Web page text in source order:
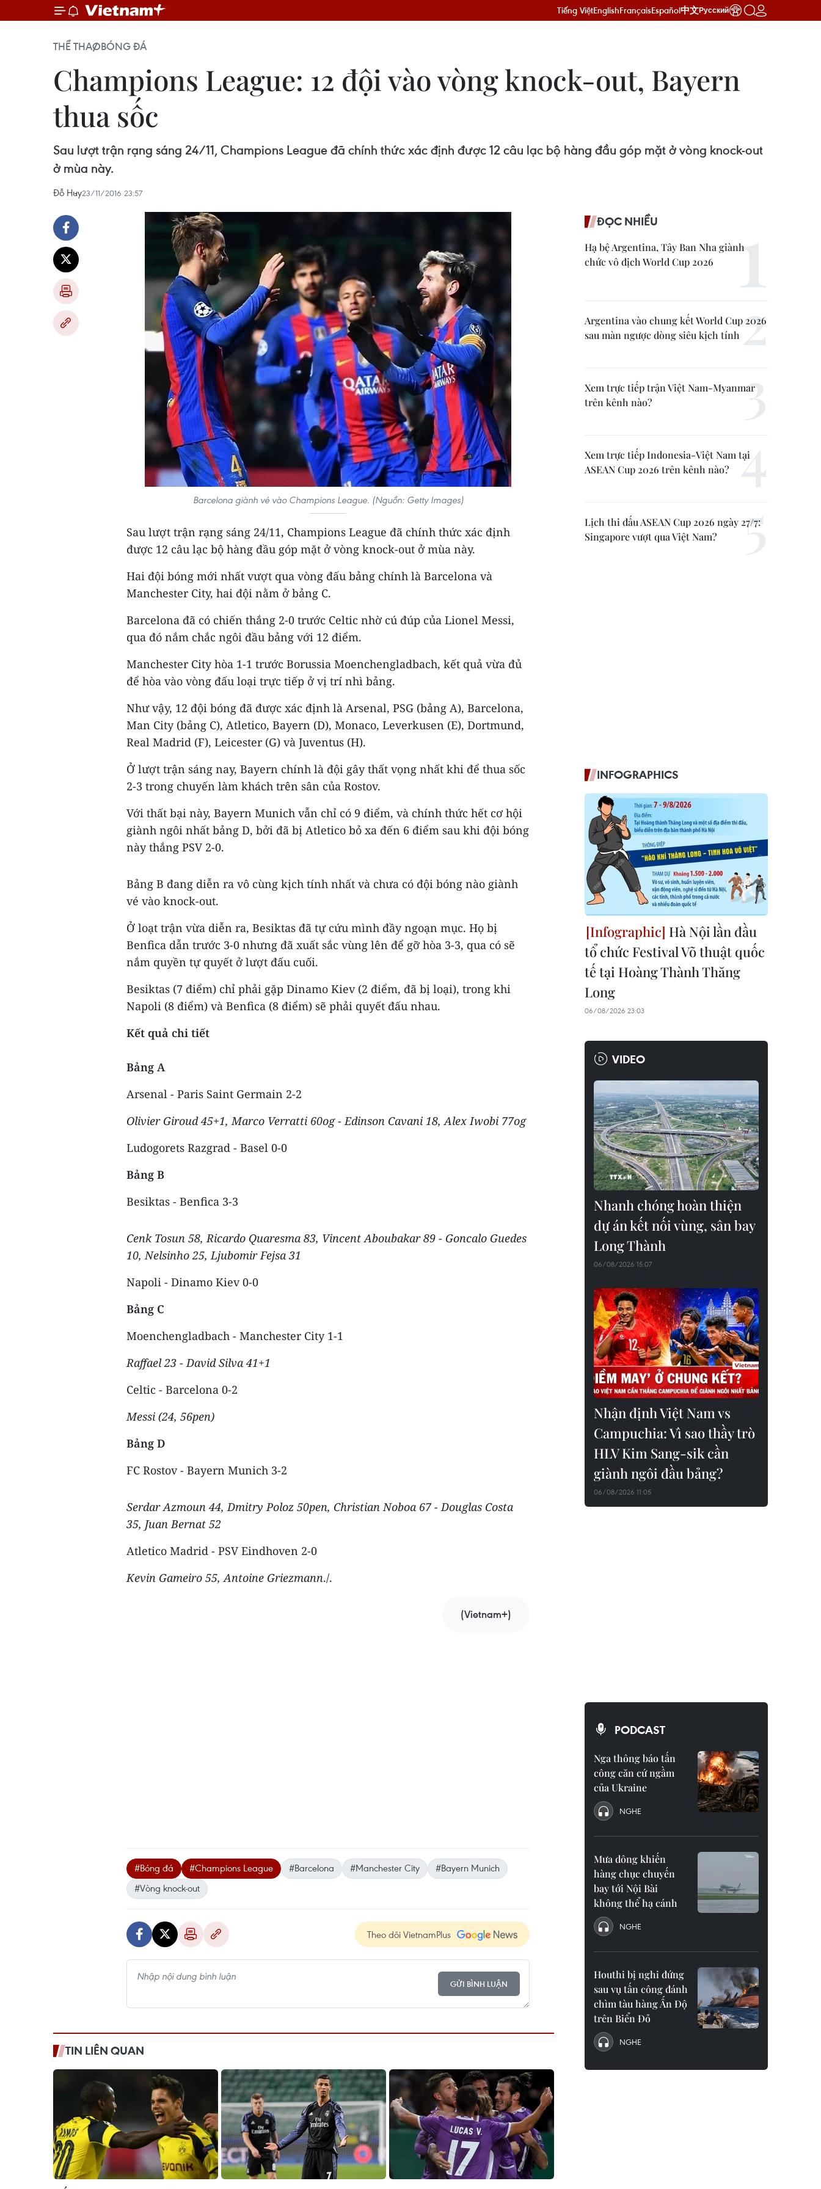
Tiếng ViệtEnglishFrançaisEspañol中文Русский
THỂ THAOBÓNG ĐÁ
Champions League: 12 đội vào vòng knock-out, Bayern
thua sốc
Sau lượt trận rạng sáng 24/11, Champions League đã chính thức xác định được 12 câu lạc bộ hàng đầu góp mặt ở vòng knock-out
ở mùa này.
Đỗ Huy23/11/2016 23:57
Barcelona giành vé vào Champions League. (Nguồn: Getty Images)
Sau lượt trận rạng sáng 24/11, Champions League đã chính thức xác định
được 12 câu lạc bộ hàng đầu góp mặt ở vòng knock-out ở mùa này.
Hai đội bóng mới nhất vượt qua vòng đấu bảng chính là Barcelona và
Manchester City, hai đội nằm ở bảng C.
Barcelona đã có chiến thắng 2-0 trước Celtic nhờ cú đúp của Lionel Messi,
qua đó nắm chắc ngôi đầu bảng với 12 điểm.
Manchester City hòa 1-1 trước Borussia Moenchengladbach, kết quả vừa đủ
để hòa vào vòng đấu loại trực tiếp ở vị trí nhì bảng.
Như vậy, 12 đội bóng đã được xác định là Arsenal, PSG (bảng A), Barcelona,
Man City (bảng C), Atletico, Bayern (D), Monaco, Leverkusen (E), Dortmund,
Real Madrid (F), Leicester (G) và Juventus (H).
Ở lượt trận sáng nay, Bayern chính là đội gây thất vọng nhất khi để thua sốc
2-3 trong chuyến làm khách trên sân của Rostov.
Với thất bại này, Bayern Munich vẫn chỉ có 9 điểm, và chính thức hết cơ hội
giành ngôi nhất bảng D, bởi đã bị Atletico bỏ xa đến 6 điểm sau khi đội bóng
này thắng PSV 2-0.
Bảng B đang diễn ra vô cùng kịch tính nhất và chưa có đội bóng nào giành
vé vào knock-out.
Ở loạt trận vừa diễn ra, Besiktas đã tự cứu mình đầy ngoạn mục. Họ bị
Benfica dẫn trước 3-0 nhưng đã xuất sắc vùng lên để gỡ hòa 3-3, qua có sẽ
nắm quyền tự quyết ở lượt đấu cuối.
Besiktas (7 điểm) chỉ phải gặp Dinamo Kiev (2 điểm, đã bị loại), trong khi
Napoli (8 điểm) và Benfica (8 điểm) sẽ phải quyết đấu nhau.
Kết quả chi tiết
Bảng A
Arsenal - Paris Saint Germain 2-2
Olivier Giroud 45+1, Marco Verratti 60og - Edinson Cavani 18, Alex Iwobi 77og
Ludogorets Razgrad - Basel 0-0
Bảng B
Besiktas - Benfica 3-3
Cenk Tosun 58, Ricardo Quaresma 83, Vincent Aboubakar 89 - Goncalo Guedes
10, Nelsinho 25, Ljubomir Fejsa 31
Napoli - Dinamo Kiev 0-0
Bảng C
Moenchengladbach - Manchester City 1-1
Raffael 23 - David Silva 41+1
Celtic - Barcelona 0-2
Messi (24, 56pen)
Bảng D
FC Rostov - Bayern Munich 3-2
Serdar Azmoun 44, Dmitry Poloz 50pen, Christian Noboa 67 - Douglas Costa
35, Juan Bernat 52
Atletico Madrid - PSV Eindhoven 2-0
Kevin Gameiro 55, Antoine Griezmann./.
(Vietnam+)
#Bóng đá #Champions League #Barcelona #Manchester City
#Bayern Munich
#Vòng knock-out
Theo dõi VietnamPlus
GỬI BÌNH LUẬN
TIN LIÊN QUAN
ĐỌC NHIỀU
Hạ bệ Argentina, Tây Ban Nha giành
chức vô địch World Cup 2026
Argentina vào chung kết World Cup 2026
sau màn ngược dòng siêu kịch tính
Xem trực tiếp trận Việt Nam-Myanmar
trên kênh nào?
Xem trực tiếp Indonesia-Việt Nam tại
ASEAN Cup 2026 trên kênh nào?
Lịch thi đấu ASEAN Cup 2026 ngày 27/7:
Singapore vượt qua Việt Nam?
INFOGRAPHICS
Hà Nội lần đầu
tổ chức Festival Võ thuật quốc
tế tại Hoàng Thành Thăng
Long
06/08/2026 23:03
VIDEO
Nhanh chóng hoàn thiện
dự án kết nối vùng, sân bay
Long Thành
06/08/2026 15:07
Nhận định Việt Nam vs
Campuchia: Vì sao thầy trò
HLV Kim Sang-sik cần
giành ngôi đầu bảng?
06/08/2026 11:05
PODCAST
Nga thông báo tấn
công căn cứ ngầm
của Ukraine
NGHE
Mưa dông khiến
hàng chục chuyến
bay tới Nội Bài
không thể hạ cánh
NGHE
Houthi bị nghi đứng
sau vụ tấn công đánh
chìm tàu hàng Ấn Độ
trên Biển Đỏ
NGHE